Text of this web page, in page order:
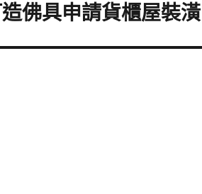
佛具申請貨櫃屋裝潢